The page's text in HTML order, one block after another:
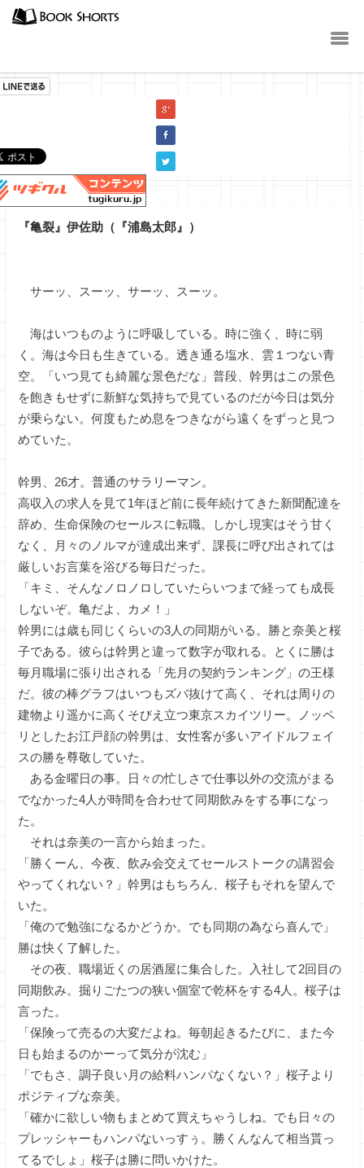
『亀裂』伊佐助（『浦島太郎』）
サーッ、スーッ、サーッ、スーッ。
海はいつものように呼吸している。時に強く、時に弱
く。海は今日も生きている。透き通る塩水、雲１つない青
空。「いつ見ても綺麗な景色だな」普段、幹男はこの景色
を飽きもせずに新鮮な気持ちで見ているのだが今日は気分
が乗らない。何度もため息をつきながら遠くをずっと見つ
めていた。
幹男、26才。普通のサラリーマン。
高収入の求人を見て1年ほど前に長年続けてきた新聞配達を
辞め、生命保険のセールスに転職。しかし現実はそう甘く
なく、月々のノルマが達成出来ず、課長に呼び出されては
厳しいお言葉を浴びる毎日だった。
「キミ、そんなノロノロしていたらいつまで経っても成長
しないぞ。亀だよ、カメ！」
幹男には歳も同じくらいの3人の同期がいる。勝と奈美と桜
子である。彼らは幹男と違って数字が取れる。とくに勝は
毎月職場に張り出される「先月の契約ランキング」の王様
だ。彼の棒グラフはいつもズバ抜けて高く、それは周りの
建物より遥かに高くそびえ立つ東京スカイツリー。ノッペ
リとしたお江戸顔の幹男は、女性客が多いアイドルフェイ
スの勝を尊敬していた。
ある金曜日の事。日々の忙しさで仕事以外の交流がまる
でなかった4人が時間を合わせて同期飲みをする事になっ
た。
それは奈美の一言から始まった。
「勝くーん、今夜、飲み会交えてセールストークの講習会
やってくれない？」幹男はもちろん、桜子もそれを望んで
いた。
「俺ので勉強になるかどうか。でも同期の為なら喜んで」
勝は快く了解した。
その夜、職場近くの居酒屋に集合した。入社して2回目の
同期飲み。掘りごたつの狭い個室で乾杯をする4人。桜子は
言った。
「保険って売るの大変だよね。毎朝起きるたびに、また今
日も始まるのかーって気分が沈む」
「でもさ、調子良い月の給料ハンパなくない？」桜子より
ポジティブな奈美。
「確かに欲しい物もまとめて買えちゃうしね。でも日々の
プレッシャーもハンパないっすぅ。勝くんなんて相当貰っ
てるでしょ」桜子は勝に問いかけた。